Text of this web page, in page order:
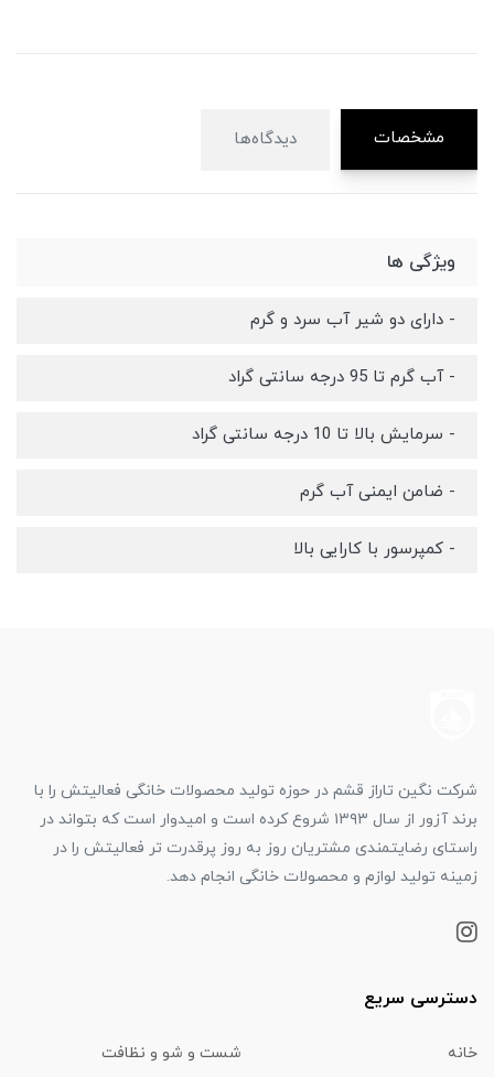
مشخصات دیدگاه‌ها
ویژگی ها
- دارای دو شیر آب سرد و گرم
- آب گرم تا 95 درجه سانتی گراد
- سرمایش بالا تا 10 درجه سانتی گراد
- ضامن ایمنی آب گرم
- کمپرسور با کارایی بالا
شرکت نگین تاراز قشم در حوزه تولید محصولات خانگی فعالیتش را با
برند آزور از سال ۱۳۹۳ شروع کرده است و امیدوار است که بتواند در
راستای رضایتمندی مشتریان روز به روز پرقدرت تر فعالیتش را در
زمینه تولید لوازم و محصولات خانگی انجام دهد.
دسترسی سریع
خانه شست و شو و نظافت